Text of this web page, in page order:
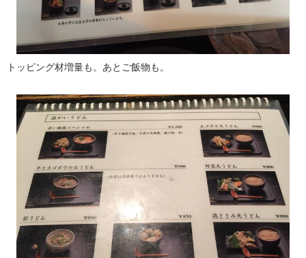
トッピング材増量も。あとご飯物も。